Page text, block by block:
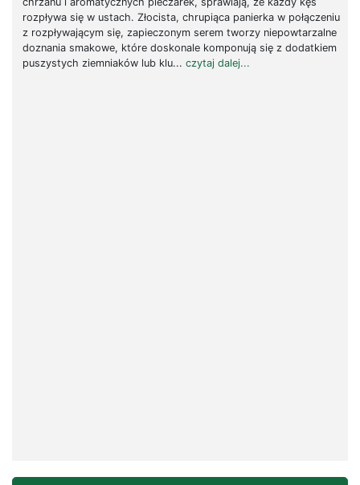
rozpływa się w ustach. Złocista, chrupiąca panierka w połączeniu
z rozpływającym się, zapieczonym serem tworzy niepowtarzalne
doznania smakowe, które doskonale komponują się z dodatkiem
puszystych ziemniaków lub klu... czytaj dalej...